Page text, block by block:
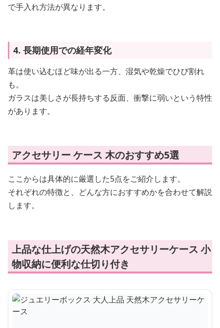
で手入れ方法が異なります。
4. 長期使用での経年変化
革は使い込むほど味が出る一方、湿気や乾燥でひび割れ
も。
ガラスは美しさが長持ちする反面、衝撃に弱いという特性
があります。
アクセサリー ケース 木のおすすめ5選
ここからは具体的に厳選した5点をご紹介します。
それぞれの特徴と、どんな方におすすめかを合わせて解説
します。
上品な仕上げの天然木アクセサリーケース 小
物収納に便利な仕切り付き